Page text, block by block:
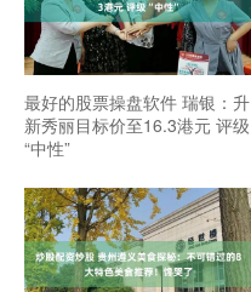
最好的股票操盘软件 瑞银：升
新秀丽目标价至16.3港元 评级
“中性”